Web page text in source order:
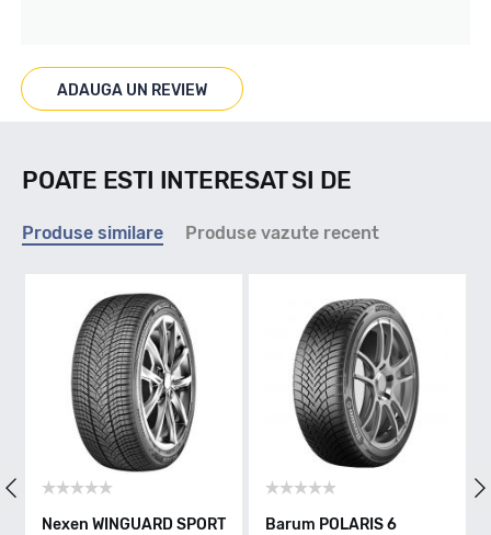
Marcat M+S
Indice viteza
H - max 210km/h
Indice greutate
ADAUGA UN REVIEW
POATE ESTI INTERESAT SI DE
Produse similare Produse vazute recent
WINGUARD SPORT
Barum POLARIS 6